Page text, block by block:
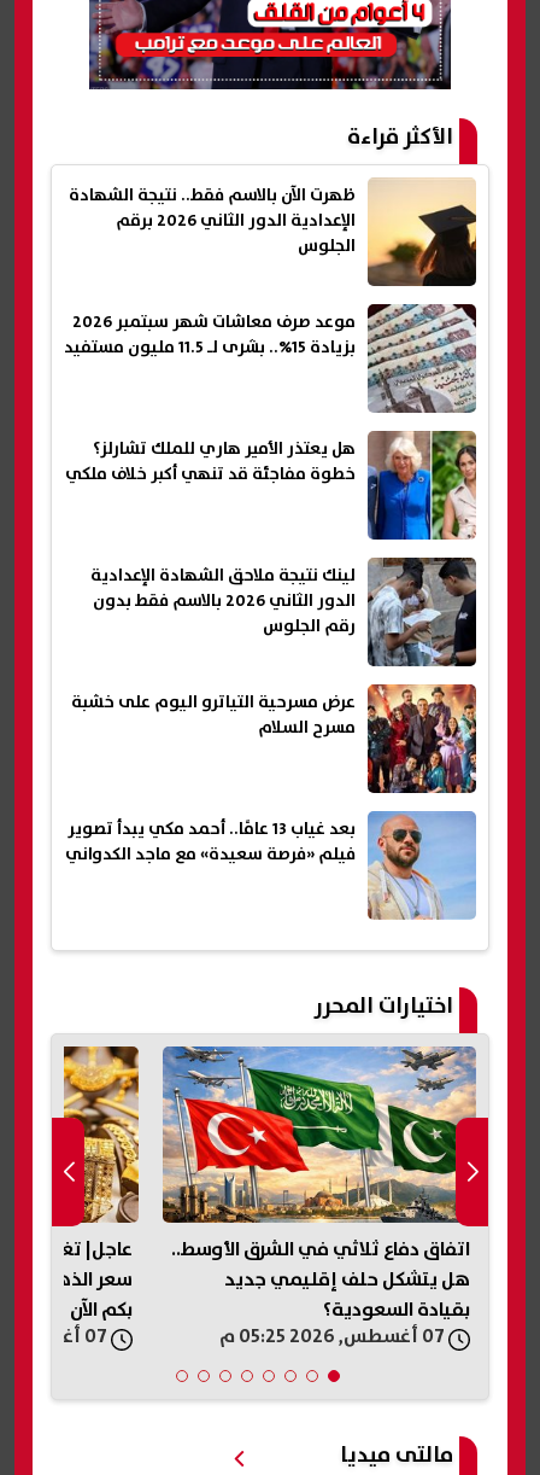
الأكثر قراءة
ظهرت الآن بالاسم فقط.. نتيجة الشهادة
الإعدادية الدور الثاني 2026 برقم
الجلوس
موعد صرف معاشات شهر سبتمبر 2026
بزيادة 15%.. بشرى لـ 11.5 مليون مستفيد
هل يعتذر الأمير هاري للملك تشارلز؟
خطوة مفاجئة قد تنهي أكبر خلاف ملكي
لينك نتيجة ملاحق الشهادة الإعدادية
الدور الثاني 2026 بالاسم فقط بدون
رقم الجلوس
عرض مسرحية التياترو اليوم على خشبة
مسرح السلام
بعد غياب 13 عامًا.. أحمد مكي يبدأ تصوير
فيلم «فرصة سعيدة» مع ماجد الكدواني
اختيارات المحرر
اتفاق دفاع ثلاثي في الشرق الأوسط..
هل يتشكل حلف إقليمي جديد
بقيادة السعودية؟
عاجل| تغير
بكم الآن
مالتى ميديا